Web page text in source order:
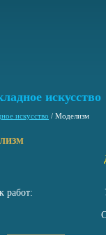
искусство
искусство / Моделизм
работ: